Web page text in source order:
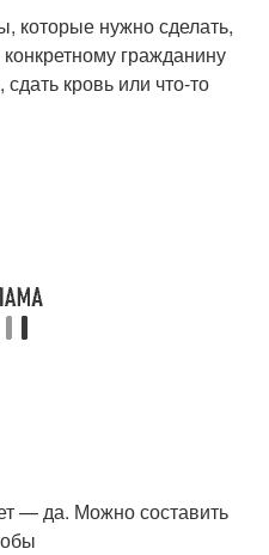
которые нужно сделать,
гражданину
кровь или что-то
— да. Можно составить